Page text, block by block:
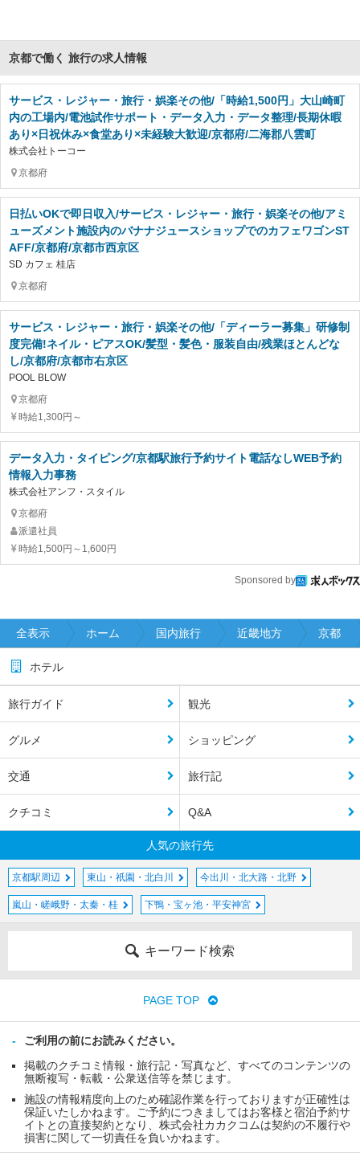
京都で働く 旅行の求人情報
サービス・レジャー・旅行・娯楽その他/「時給1,500円」大山崎町
内の工場内/電池試作サポート・データ入力・データ整理/長期休暇
あり×日祝休み×食堂あり×未経験大歓迎/京都府/二海郡八雲町
株式会社トーコー
京都府
日払いOKで即日収入/サービス・レジャー・旅行・娯楽その他/アミ
ューズメント施設内のバナナジュースショップでのカフェワゴンST
AFF/京都府/京都市西京区
SD カフェ 桂店
京都府
サービス・レジャー・旅行・娯楽その他/「ディーラー募集」研修制
度完備!ネイル・ピアスOK/髪型・髪色・服装自由/残業ほとんどな
し/京都府/京都市右京区
POOL BLOW
京都府
時給1,300円～
データ入力・タイピング/京都駅旅行予約サイト電話なしWEB予約
情報入力事務
株式会社アンフ・スタイル
京都府
派遣社員
時給1,500円～1,600円
Sponsored by
全表示 ホーム 国内旅行 近畿地方 京都
ホテル
旅行ガイド 観光
グルメ ショッピング
交通 旅行記
クチコミ Q&A
人気の旅行先
京都駅周辺 東山・祇園・北白川 今出川・北大路・北野
嵐山・嵯峨野・太秦・桂 下鴨・宝ヶ池・平安神宮
キーワード検索
PAGE TOP
ご利用の前にお読みください。
掲載のクチコミ情報・旅行記・写真など、すべてのコンテンツの
無断複写・転載・公衆送信等を禁じます。
施設の情報精度向上のため確認作業を行っておりますが正確性は
保証いたしかねます。ご予約につきましてはお客様と宿泊予約サ
イトとの直接契約となり、株式会社カカクコムは契約の不履行や
損害に関して一切責任を負いかねます。